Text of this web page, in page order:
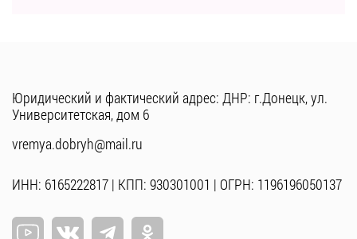
Юридический и фактический адрес: ДНР: г.Донецк, ул.
Университетская, дом 6
vremya.dobryh@mail.ru
ИНН: 6165222817 | КПП: 930301001 | ОГРН: 1196196050137